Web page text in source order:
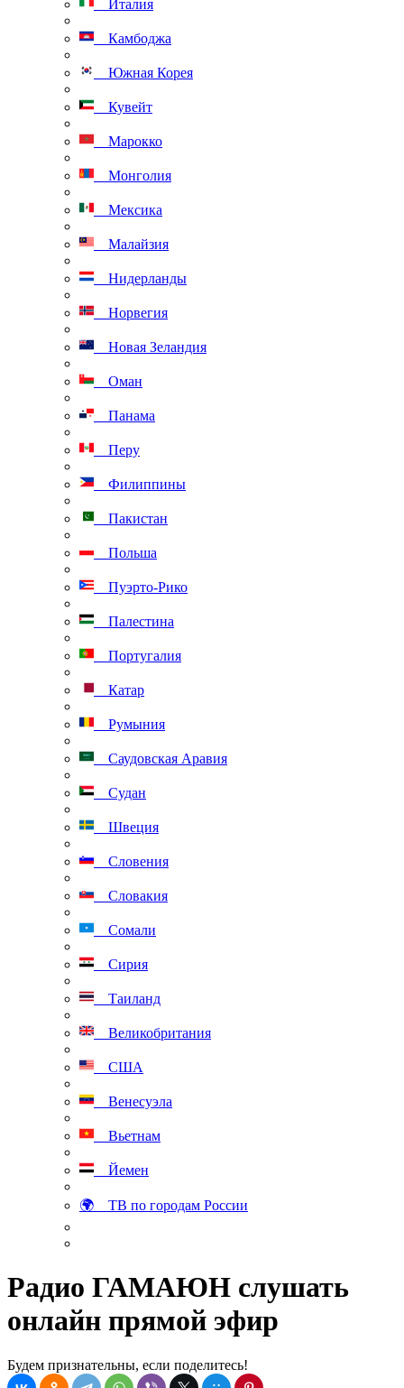
Италия
Камбоджа
Южная Корея
Кувейт
Марокко
Монголия
Мексика
Малайзия
Нидерланды
Норвегия
Новая Зеландия
Оман
Панама
Перу
Филиппины
Пакистан
Польша
Пуэрто-Рико
Палестина
Португалия
Катар
Румыния
Саудовская Аравия
Судан
Швеция
Словения
Словакия
Сомали
Сирия
Таиланд
Великобритания
США
Венесуэла
Вьетнам
Йемен
🌍 ТВ по городам России
Радио ГАМАЮН слушать
онлайн прямой эфир
Будем признательны, если поделитесь!